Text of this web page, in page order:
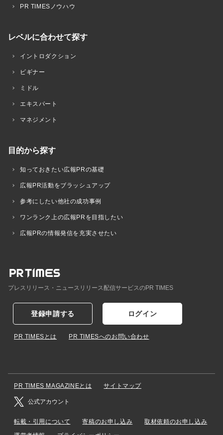
PR TIMESノウハウ
レベルに合わせて探す
イントロダクション
ビギナー
ミドル
エキスパート
マネジメント
目的から探す
知っておきたい広報PRの基礎
広報PR活動をブラッシュアップ
参考にしたい他社の成功事例
ワンランク上の広報PRを目指したい
広報PRの情報発信を充実させたい
プレスリリース・ニュースリリース配信サービスのPR TIMES
登録申請する ログイン
PR TIMESとは PR TIMESへのお問い合わせ
PR TIMES MAGAZINEとは サイトマップ
公式アカウント
転載・引用について 寄稿のお申し込み
取材依頼のお申し込み